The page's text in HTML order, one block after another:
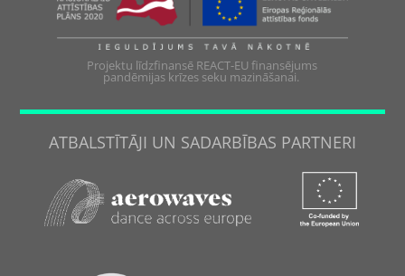
Projektu līdzfinansē REACT-EU finansējums
pandēmijas krīzes seku mazināšanai.
ATBALSTĪTĀJI UN SADARBĪBAS PARTNERI